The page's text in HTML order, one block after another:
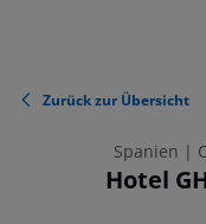
Zurück zur Übersicht
Spanien |
Hotel